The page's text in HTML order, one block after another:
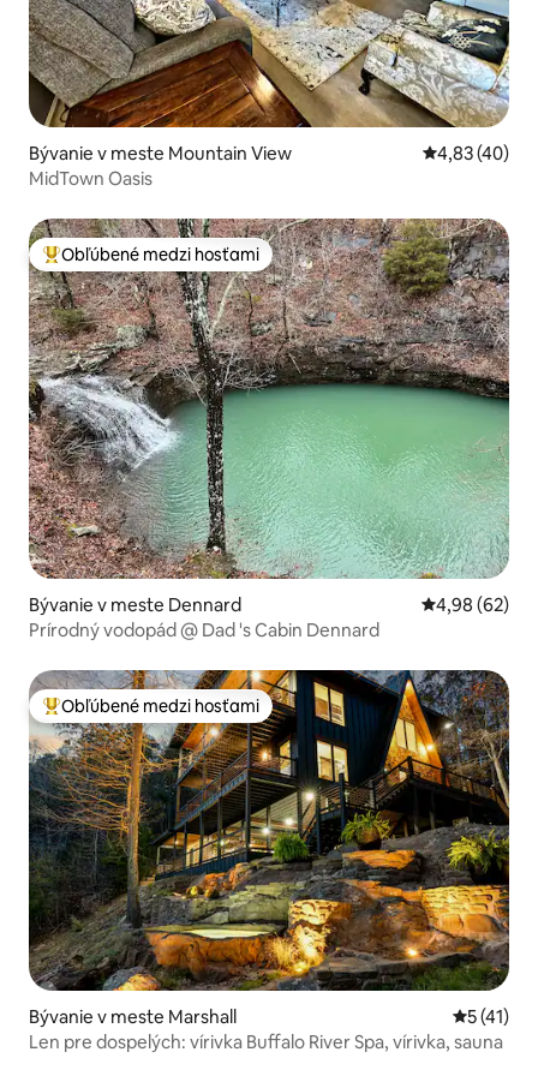
Bývanie v meste Mountain View Priemerné
4,83 (40)
MidTown Oasis
Najobľúbenejšie medzi hosťami
Obľúbené medzi hosťami
Bývanie v meste Dennard Priemerné
4,98 (62)
Prírodný vodopád @ Dad 's Cabin Dennard
Najobľúbenejšie medzi hosťami
Obľúbené medzi hosťami
Bývanie v meste Marshall
5 (41)
Len pre dospelých: vírivka Buffalo River Spa, vírivka, sauna